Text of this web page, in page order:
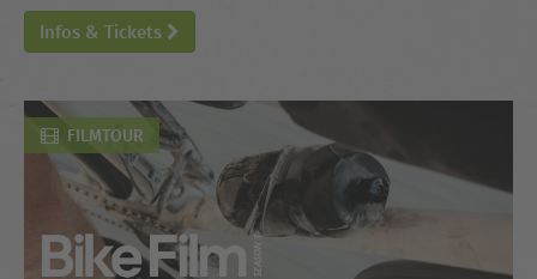
Infos & Tickets
FILMTOUR